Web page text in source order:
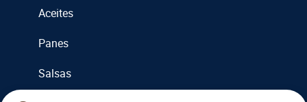
Aceites
Panes
Salsas